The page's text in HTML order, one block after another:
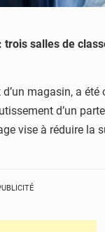
salles de
magasin, a
d’un
vise à réduire